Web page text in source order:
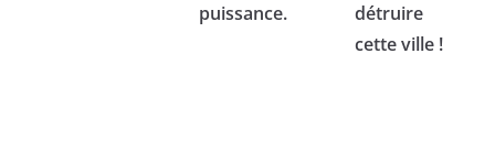
puissance.
détruire
cette ville !